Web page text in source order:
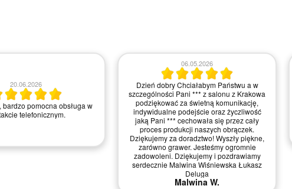
20.06.2026
bardzo pomocna obsługa w
telefonicznym.
06.05.2026
Dzień dobry Chciałabym Państwu a w
szczególności Pani *** z salonu z Krakowa
podziękować za świetną komunikację,
indywidualne podejście oraz życzliwość
jaką Pani *** cechowała się przez cały
proces produkcji naszych obrączek.
Dziękujemy za doradztwo! Wyszły piękne,
zarówno grawer. Jesteśmy ogromnie
zadowoleni. Dziękujemy i pozdrawiamy
serdecznie Malwina Wiśniewska Łukasz
Deluga
Malwina W.